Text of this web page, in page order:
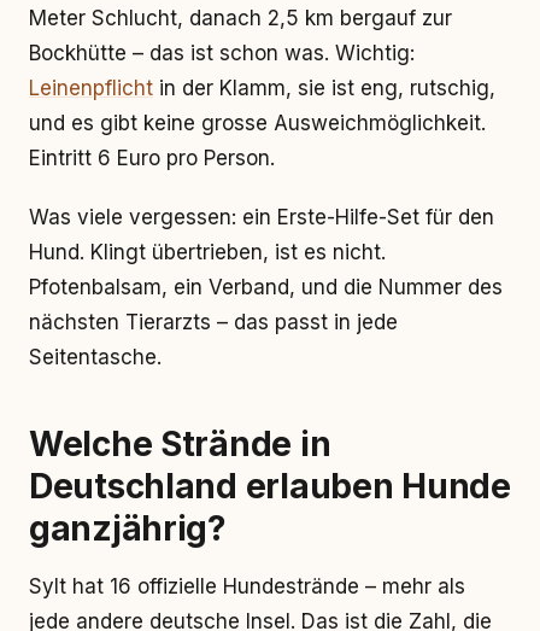
Meter Schlucht, danach 2,5 km bergauf zur
Bockhütte – das ist schon was. Wichtig:
Leinenpflicht in der Klamm, sie ist eng, rutschig,
und es gibt keine grosse Ausweichmöglichkeit.
Eintritt 6 Euro pro Person.
Was viele vergessen: ein Erste-Hilfe-Set für den
Hund. Klingt übertrieben, ist es nicht.
Pfotenbalsam, ein Verband, und die Nummer des
nächsten Tierarzts – das passt in jede
Seitentasche.
Welche Strände in
Deutschland erlauben Hunde
ganzjährig?
Sylt hat 16 offizielle Hundestrände – mehr als
jede andere deutsche Insel. Das ist die Zahl, die